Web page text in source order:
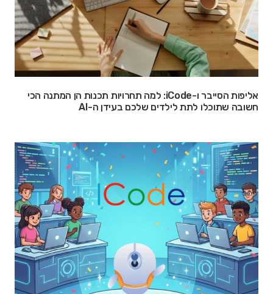
אליפות הסייבר ו-iCode: למה תחרויות תכנות הן המתנה הכי
חשובה שתוכלו לתת לילדים שלכם בעידן ה-AI